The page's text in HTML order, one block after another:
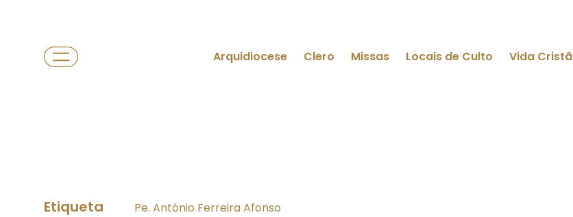
Arquidiocese Clero Missas Locais de Culto Vida Cristã
Etiqueta Pe. António Ferreira Afonso